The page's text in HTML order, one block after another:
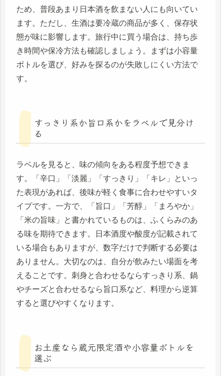
ため、普段あまり日本酒を飲まない人にも向いてい
ます。ただし、生酒は要冷蔵の商品が多く、保存状
態が味に影響します。旅行中に買う場合は、持ち歩
き時間や保冷方法も確認しましょう。まずは小容量
ボトルを選び、好みを探るのが失敗しにくい方法で
す。
すっきり系か旨口系かをラベルで見分け
る
ラベルを見ると、味の傾向をある程度予想できま
す。「辛口」「淡麗」「すっきり」「キレ」といっ
た表現があれば、後味が軽く食事に合わせやすいタ
イプです。一方で、「旨口」「芳醇」「まろやか」
「米の旨味」と書かれているものは、ふくらみのあ
る味を期待できます。日本酒度や酸度が記載されて
いる場合もありますが、数字だけで判断する必要は
ありません。大切なのは、自分が飲みたい場面を考
えることです。刺身と合わせるならすっきり系、鍋
やチーズと合わせるなら旨口系など、料理から逆算
すると選びやすくなります。
お土産なら蔵元限定酒や小容量ボトルを
選ぶ